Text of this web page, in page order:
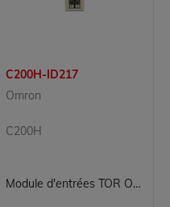
C200H-ID217
Omron
C200H
Module d'entrées TOR Omron C200H-ID217, 64 entrées 24 VDC pour automate C200H